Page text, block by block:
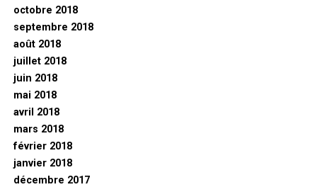
octobre 2018
septembre 2018
août 2018
juillet 2018
juin 2018
mai 2018
avril 2018
mars 2018
février 2018
janvier 2018
décembre 2017